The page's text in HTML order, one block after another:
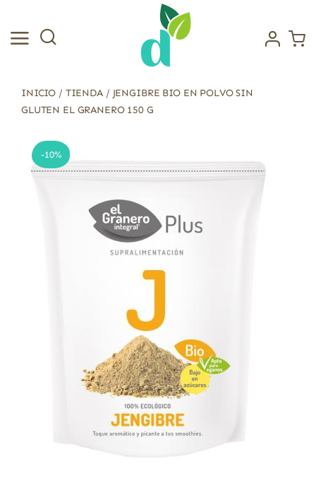
contenido
INICIO / TIENDA/ JENGIBRE BIO EN POLVO SIN
GLUTEN EL GRANERO 150 G
-10%